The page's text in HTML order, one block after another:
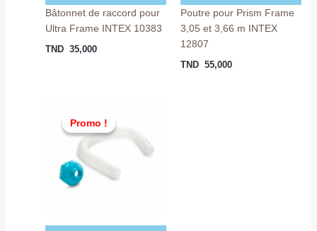
Bâtonnet de raccord pour
Ultra Frame INTEX 10383
TND 35,000
Poutre pour Prism Frame
3,05 et 3,66 m INTEX
12807
TND 55,000
Promo !
Promo !initial
était :
59,000.
TND
39,000.